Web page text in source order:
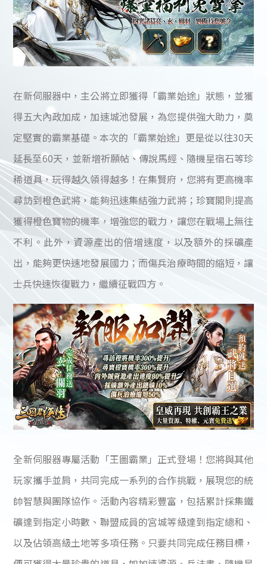
在新伺服器中，主公將立即獲得「霸業始途」狀態，並獲
得五大內政加成，加速城池發展，為您提供強大助力，奠
定堅實的霸業基礎。本次的「霸業始途」更是從以往30天
延長至60天，並新增祈願帖、傳說馬經、隨機星宿石等珍
稀道具，玩得越久領得越多！在集賢府，您將有更高機率
尋訪到橙色武將，能夠迅速集結強力武將；珍寶閣則提高
獲得橙色寶物的機率，增強您的戰力，讓您在戰場上無往
不利。此外，資源產出的倍增速度，以及額外的採礦產
出，能夠更快速地發展國力；而傷兵治療時間的縮短，讓
士兵快速恢復戰力，繼續征戰四方。
全新伺服器專屬活動「王圖霸業」正式登場！您將與其他
玩家攜手並肩，共同完成一系列的合作挑戰，展現您的統
帥智慧與團隊協作。活動內容精彩豐富，包括累計採集鐵
礦達到指定小時數、聯盟成員的宮城等級達到指定總和、
以及佔領高級土地等多項任務。只要共同完成任務目標，